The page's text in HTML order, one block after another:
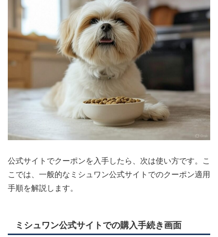
公式サイトでクーポンを入手したら、次は使い方です。こ
こでは、一般的なミシュワン公式サイトでのクーポン適用
手順を解説します。
ミシュワン公式サイトでの購入手続き画面